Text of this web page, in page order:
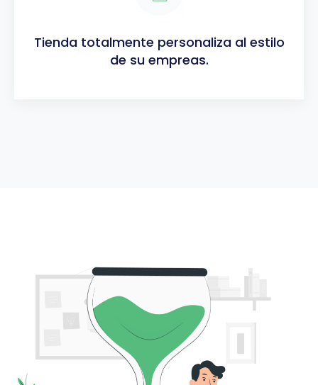
Tienda totalmente personaliza al estilo
de su empreas.